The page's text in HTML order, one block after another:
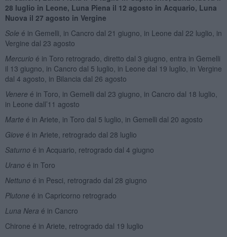
28 luglio in Leone, Luna Piena il 12 agosto in Acquario, Luna
Nuova il 27 agosto in Vergine
Sole é in Gemelli, in Cancro dal 21 giugno, in Leone dal 22 luglio, in
Vergine dal 23 agosto
Mercurio é in Toro retrogrado, diretto dal 3 giugno, entra in Gemelli
il 13 giugno, in Cancro dal 5 luglio, in Leone dal 19 luglio, in Vergine
dal 4 agosto, in Bilancia dal 26 agosto
Venere é in Toro, in Gemelli dal 23 giugno, in Cancro dal 18 luglio,
in Leone dall’11 agosto
Marte é in Ariete, in Toro dal 5 luglio, in Gemelli dal 20 agosto
Giove é in Ariete, retrogrado dal 28 luglio
Saturno é in Acquario, retrogrado dal 4 giugno
Urano é in Toro
Nettuno é in Pesci, retrogrado dal 28 giugno
Plutone é in Capricorno retrogrado
Luna Nera é in Cancro
Chirone é in Ariete, retrogrado dal 19 luglio